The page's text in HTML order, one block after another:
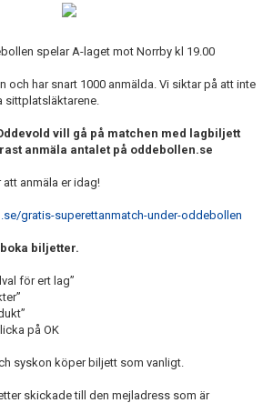
spelar A-laget mot Norrby kl 19.00
och har snart 1000 anmälda. Vi siktar på att inte
sittplatsläktarene.
vill gå på matchen med lagbiljett
anmäla antalet på oddebollen.se
anmäla er idag!
gratis-superettanmatch-under-oddebollen
biljetter.
för ert lag”
på OK
syskon köper biljett som vanligt.
skickade till den mejladress som är